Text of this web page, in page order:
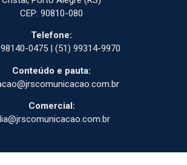
CEP: 90810-080
Telefone:
0475 | (51) 99314-9970
Conteúdo e pauta:
Comercial: